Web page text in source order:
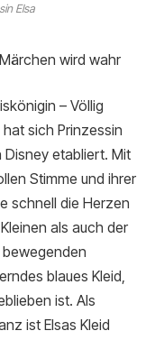
Elsa
wird wahr
– Völlig
sich Prinzessin
Disney etabliert. Mit
Stimme und ihrer
schnell die Herzen
als auch der
blaues Kleid,
ist. Als
ist Elsas Kleid